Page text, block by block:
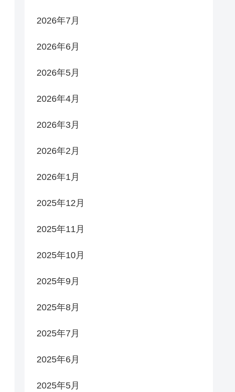
2026年7月
2026年6月
2026年5月
2026年4月
2026年3月
2026年2月
2026年1月
2025年12月
2025年11月
2025年10月
2025年9月
2025年8月
2025年7月
2025年6月
2025年5月